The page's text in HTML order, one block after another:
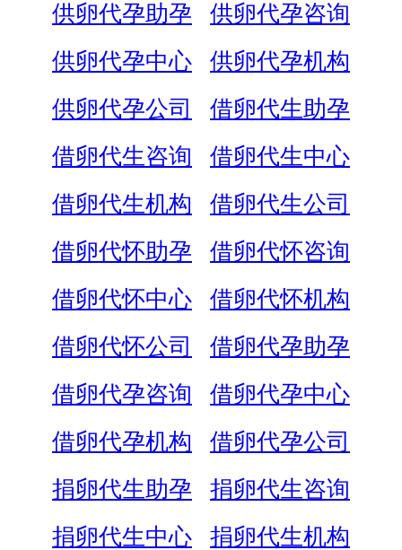
供卵代孕助孕
供卵代孕咨询
供卵代孕中心
供卵代孕机构
供卵代孕公司
借卵代生助孕
借卵代生咨询
借卵代生中心
借卵代生机构
借卵代生公司
借卵代怀助孕
借卵代怀咨询
借卵代怀中心
借卵代怀机构
借卵代怀公司
借卵代孕助孕
借卵代孕咨询
借卵代孕中心
借卵代孕机构
借卵代孕公司
捐卵代生助孕
捐卵代生咨询
捐卵代生中心
捐卵代生机构